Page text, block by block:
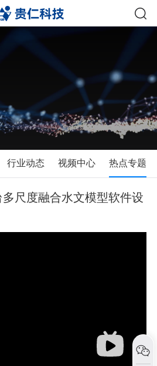
行业动态 视频中心 热点专题
尺度融合水文模型软件设